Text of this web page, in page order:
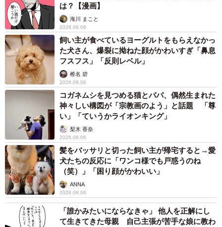
は？【漫画】
海川 まこと
2026.08.06
飼い主が食べているヨーグルトをもらえなかっ
た犬さん、爆裂に拗ねた顔がかわいすぎ「鼻息
フスフス」「反則レベル」
椎名 碧
2026.08.06
コガネムシを見つめる猫とパパ、偶然生まれた
神々しい構図が「宗教画のよう」と話題 「尊
い」「ていうかライオンキング」
梨木 香奈
2026.08.06
髪をバッサリと切った飼い主が帰宅すると→愛
犬たちの反応に「ワンコ様でも戸惑うのね
（笑）」「困り顔がかわいい」
ANNA
2026.08.06
「誰かみたいにならなきゃ」 他人を正解にし
て生きてきた母親 自己主張が苦手な娘に教わ